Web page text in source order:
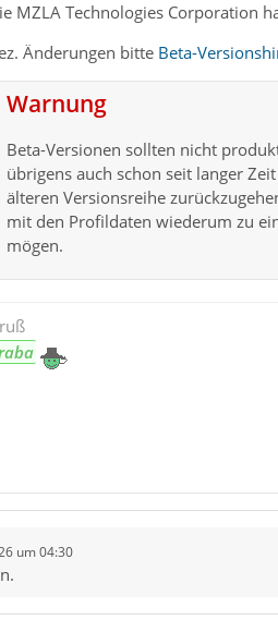
MZLA Technologies Corporation
Änderungen bitte Beta-
Warnung
Beta-Versionen sollten nicht
übrigens auch schon seit langer
älteren Versionsreihe
mit den Profildaten wiederum zu
mögen.
um 04:30